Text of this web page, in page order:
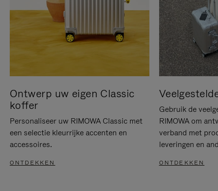
Ontwerp uw eigen Classic
koffer
Personaliseer uw RIMOWA Classic met
een selectie kleurrijke accenten en
accessoires.
ONTDEKKEN
Gebruik de
RIMOWA om
verband met
leveringen en
ONTDEKKEN